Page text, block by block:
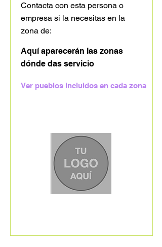
Contacta con esta persona o
empresa si la necesitas en la
zona de:
Aquí aparecerán las zonas
dónde das servicio
Ver pueblos incluidos en cada zona